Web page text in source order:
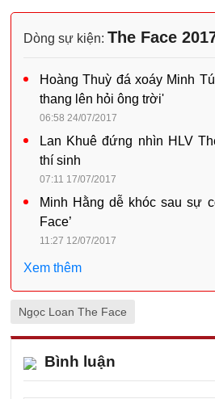
Dòng sự kiện: The Face
Hoàng Thuỳ đá xoáy Minh
thang lên hỏi ông trời'
06:58 24/07/2017
Lan Khuê đứng nhìn HLV
thí sinh
07:11 17/07/2017
Minh Hằng dễ khóc sau sự
Face’
11:27 12/07/2017
Xem thêm
Ngọc Loan The Face
Bình luận